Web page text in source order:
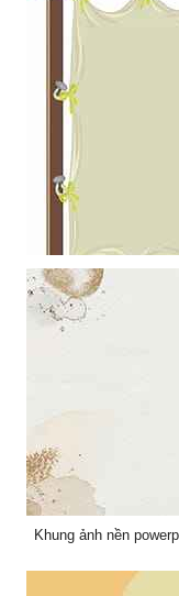
Mẫu thiết kế tấm
Khung ảnh nền